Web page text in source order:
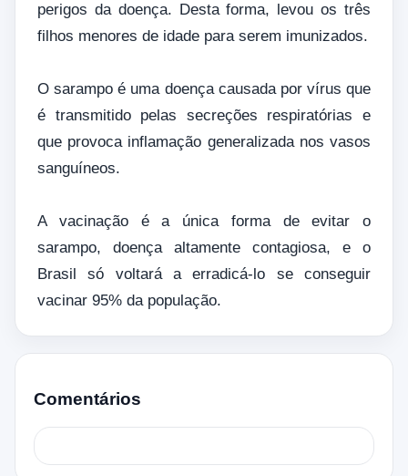
perigos da doença. Desta forma, levou os três
filhos menores de idade para serem imunizados.
O sarampo é uma doença causada por vírus que
é transmitido pelas secreções respiratórias e
que provoca inflamação generalizada nos vasos
sanguíneos.
A vacinação é a única forma de evitar o
sarampo, doença altamente contagiosa, e o
Brasil só voltará a erradicá-lo se conseguir
vacinar 95% da população.
Comentários